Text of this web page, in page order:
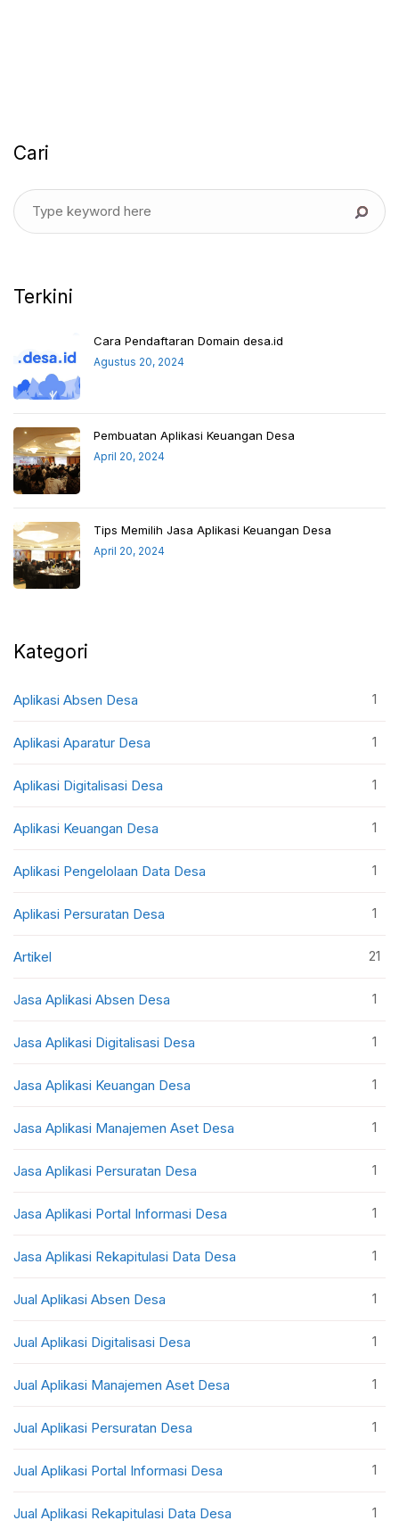
Cari
Terkini
Cara Pendaftaran Domain desa.id
Agustus 20, 2024
Pembuatan Aplikasi Keuangan Desa
April 20, 2024
Tips Memilih Jasa Aplikasi Keuangan Desa
April 20, 2024
Kategori
Aplikasi Absen Desa 1
Aplikasi Aparatur Desa 1
Aplikasi Digitalisasi Desa 1
Aplikasi Keuangan Desa 1
Aplikasi Pengelolaan Data Desa 1
Aplikasi Persuratan Desa 1
Artikel 21
Jasa Aplikasi Absen Desa 1
Jasa Aplikasi Digitalisasi Desa 1
Jasa Aplikasi Keuangan Desa 1
Jasa Aplikasi Manajemen Aset Desa 1
Jasa Aplikasi Persuratan Desa 1
Jasa Aplikasi Portal Informasi Desa 1
Jasa Aplikasi Rekapitulasi Data Desa 1
Jual Aplikasi Absen Desa 1
Jual Aplikasi Digitalisasi Desa 1
Jual Aplikasi Manajemen Aset Desa 1
Jual Aplikasi Persuratan Desa 1
Jual Aplikasi Portal Informasi Desa 1
Jual Aplikasi Rekapitulasi Data Desa 1